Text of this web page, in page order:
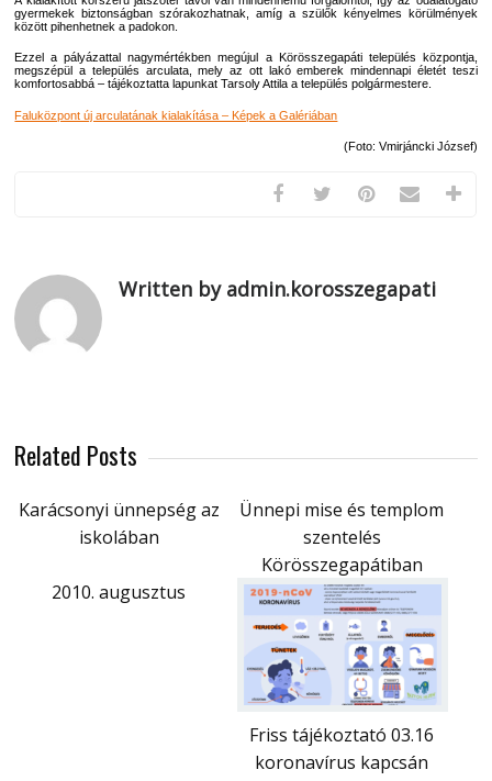
gyermekek biztonságban szórakozhatnak, amíg a szülők kényelmes körülmények
között pihenhetnek a padokon.
Ezzel a pályázattal nagymértékben megújul a Körösszegapáti település központja,
megszépül a település arculata, mely az ott lakó emberek mindennapi életét teszi
komfortosabbá – tájékoztatta lapunkat Tarsoly Attila a település polgármestere.
Faluközpont új arculatának kialakítása – Képek a Galériában
(Foto: Vmirjáncki József)
Written by admin.korosszegapati
Related Posts
Karácsonyi ünnepség az
iskolában
Ünnepi mise és templom
szentelés
Körösszegapátiban
2010. augusztus
Friss tájékoztató 03.16
koronavírus kapcsán